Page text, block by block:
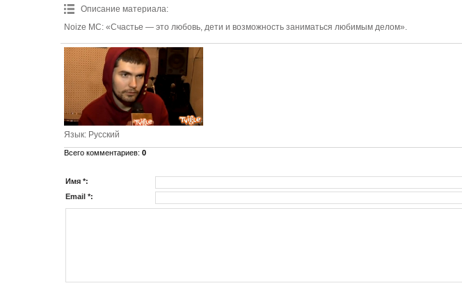
Описание материала:
Noize MC: «Счастье — это любовь, дети и возможность заниматься любимым делом».
Язык: Русский
Всего комментариев: 0
Имя *:
Email *: